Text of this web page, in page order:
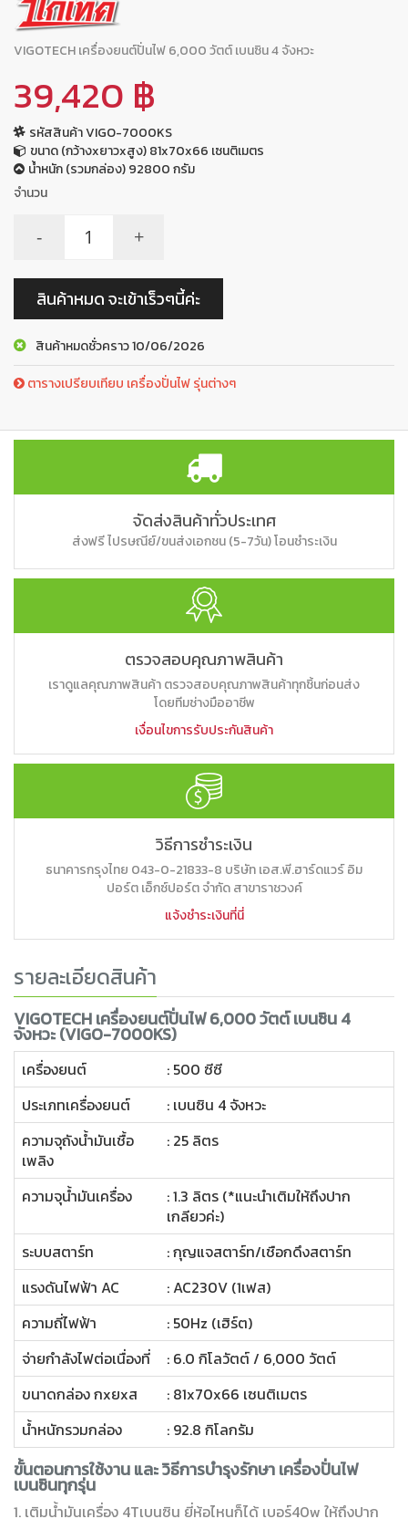
VIGOTECH เครื่องยนต์ปั่นไฟ 6,000 วัตต์ เบนซิน 4 จังหวะ
39,420 ฿
รหัสสินค้า VIGO-7000KS
ขนาด (กว้างxยาวxสูง) 81x70x66 เซนติเมตร
น้ำหนัก (รวมกล่อง) 92800 กรัม
จำนวน
- +
สินค้าหมด จะเข้าเร็วๆนี้ค่ะ
สินค้าหมดชั่วคราว 10/06/2026
ตารางเปรียบเทียบ เครื่องปั่นไฟ รุ่นต่างๆ
จัดส่งสินค้าทั่วประเทศ
ส่งฟรี ไปรษณีย์/ขนส่งเอกชน (5-7วัน) โอนชำระเงิน
ตรวจสอบคุณภาพสินค้า
เราดูแลคุณภาพสินค้า ตรวจสอบคุณภาพสินค้าทุกชิ้นก่อนส่ง
โดยทีมช่างมืออาชีพ
เงื่อนไขการรับประกันสินค้า
วิธีการชำระเงิน
ธนาคารกรุงไทย 043-0-21833-8 บริษัท เอส.พี.ฮาร์ดแวร์ อิม
ปอร์ต เอ็กซ์ปอร์ต จำกัด สาขาราชวงค์
แจ้งชำระเงินที่นี่
รายละเอียดสินค้า
VIGOTECH เครื่องยนต์ปั่นไฟ 6,000 วัตต์ เบนซิน 4
จังหวะ (VIGO-7000KS)
เครื่องยนต์
: 500 ซีซี
ประเภทเครื่องยนต์
: เบนซิน 4 จังหวะ
ความจุถังน้ำมันเชื้อ
เพลิง
: 25 ลิตร
ความจุน้ำมันเครื่อง
: 1.3 ลิตร (*แนะนำเติมให้ถึงปาก
เกลียวค่ะ)
ระบบสตาร์ท
: กุญแจสตาร์ท/เชือกดึงสตาร์ท
แรงดันไฟฟ้า AC
: AC230V (1เฟส)
ความถี่ไฟฟ้า
: 50Hz (เฮิร์ต)
จ่ายกำลังไฟต่อเนื่องที่
: 6.0 กิโลวัตต์ / 6,000 วัตต์
ขนาดกล่อง กxยxส
: 81x70x66 เซนติเมตร
น้ำหนักรวมกล่อง
: 92.8 กิโลกรัม
ขั้นตอนการใช้งาน และ วิธีการบำรุงรักษา เครื่องปั่นไฟ
เบนซินทุกรุ่น
1. เติมน้ำมันเครื่อง 4Tเบนซิน ยี่ห้อไหนก็ได้ เบอร์40w ให้ถึงปาก